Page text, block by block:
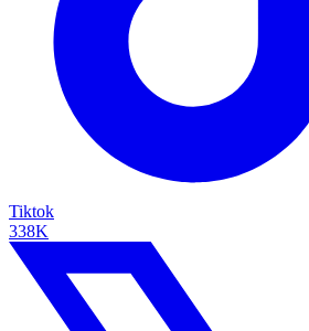
Tiktok
338K